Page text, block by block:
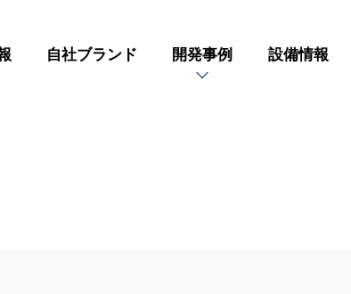
自社ブランド 開発事例 設備情報